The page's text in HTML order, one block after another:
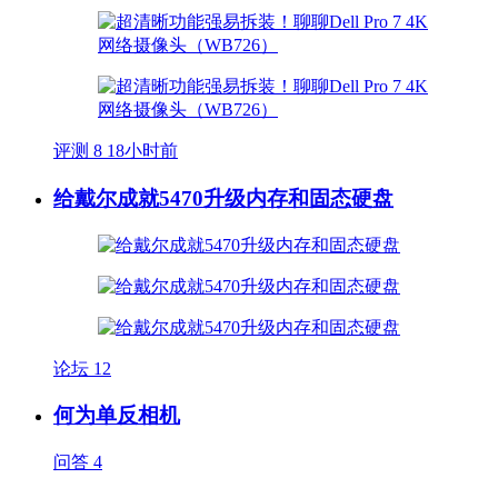
评测 8 18小时前
给戴尔成就5470升级内存和固态硬盘
论坛 12
何为单反相机
问答 4